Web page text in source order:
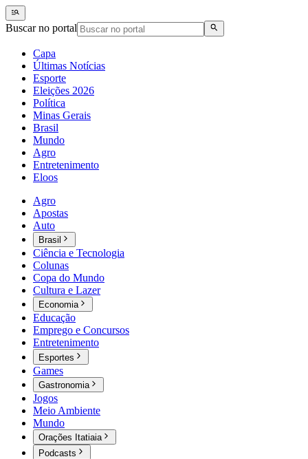
Buscar no portal
Capa
Últimas Notícias
Esporte
Eleições 2026
Política
Minas Gerais
Brasil
Mundo
Agro
Entretenimento
Eloos
Agro
Apostas
Auto
Brasil
Ciência e Tecnologia
Colunas
Copa do Mundo
Cultura e Lazer
Economia
Educação
Emprego e Concursos
Entretenimento
Esportes
Games
Gastronomia
Jogos
Meio Ambiente
Mundo
Orações Itatiaia
Podcasts